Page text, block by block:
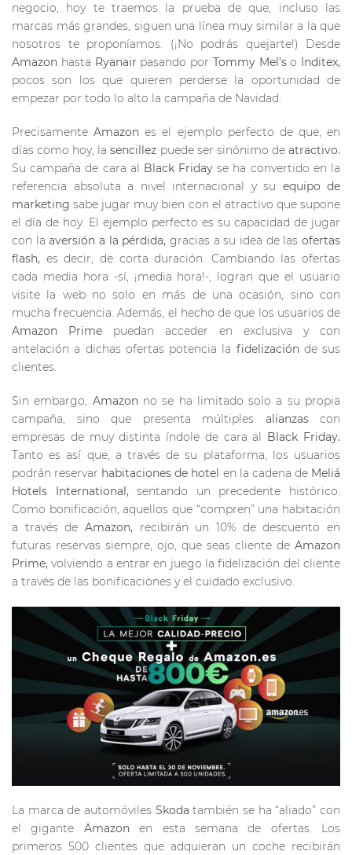
negocio, hoy te traemos la prueba de que, incluso las
marcas más grandes, siguen una línea muy similar a la que
nosotros te proponíamos. (¡No podrás quejarte!) Desde
Amazon hasta Ryanair pasando por Tommy Mel’so Inditex,
pocos son los que quieren perderse la oportunidad de
empezar por todo lo alto la campaña de Navidad.
PrecisamenteAmazones el ejemplo perfecto de que, en
días como hoy, lasencillez puede ser sinónimo deatractivo.
Su campaña de cara al Black Fridayse ha convertido en la
referencia absoluta a nivel internacional y su equipo de
marketingsabe jugar muy bien con el atractivo que supone
el día de hoy. El ejemplo perfecto es su capacidad de jugar
con laaversión a la pérdida,gracias a su idea de lasofertas
flash, es decir, de corta duración. Cambiando las ofertas
cada media hora -sí, ¡media hora!-, logran que el usuario
visite la web no solo en más de una ocasión, sino con
mucha frecuencia. Además, el hecho de que los usuarios de
Amazon Prime puedan acceder en exclusiva y con
antelación a dichas ofertas potencia la fidelización de sus
clientes.
Sin embargo, Amazon no se ha limitado solo a su propia
campaña, sino que presenta múltiples alianzas con
empresas de muy distinta índole de cara al Black Friday.
Tanto es así que, a través de su plataforma, los usuarios
podrán reservar habitaciones de hotel en la cadena de Meliá
Hotels International, sentando un precedente histórico.
Como bonificación, aquellos que “compren” una habitación
a través de Amazon, recibirán un 10% de descuento en
futuras reservas siempre, ojo, que seas cliente de Amazon
Prime,volviendo a entrar en juego la fidelización del cliente
a través de las bonificaciones y el cuidado exclusivo.
La marca de automóviles Skodatambién se ha “aliado” con
el gigante Amazonen esta semana de ofertas. Los
primeros 500 clientes que adquieran un coche recibirán